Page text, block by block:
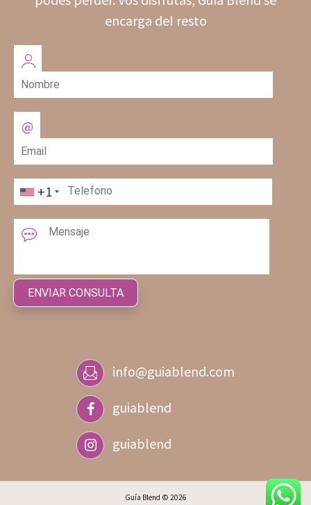
encarga del resto
+1
info@guiablend.com
guiablend
guiablend
Guía Blend © 2026